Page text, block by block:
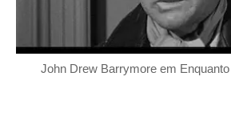
John Drew Barrymore em